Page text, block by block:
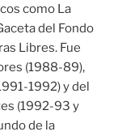
como La
del Fondo
Libres. Fue
(1988-89),
1992) y del
(1992-93 y
de la